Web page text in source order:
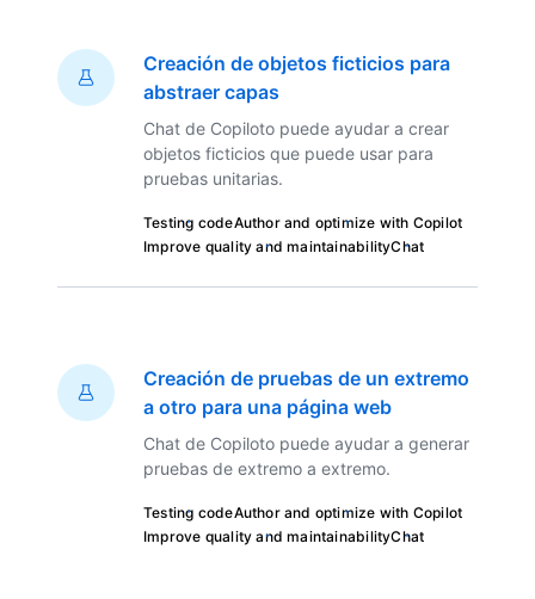
Creación de objetos ficticios para
abstraer capas
Chat de Copiloto puede ayudar a crear
objetos ficticios que puede usar para
pruebas unitarias.
Testing codeAuthor and optimize with Copilot
Improve quality and maintainabilityChat
Creación de pruebas de un extremo
a otro para una página web
Chat de Copiloto puede ayudar a generar
pruebas de extremo a extremo.
Testing codeAuthor and optimize with Copilot
Improve quality and maintainabilityChat